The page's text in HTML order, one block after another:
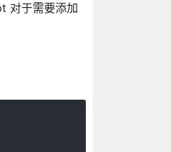
对于需要添加